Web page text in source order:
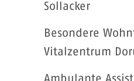
Sollacker
Besondere
Vitalzentrum
Ambulante